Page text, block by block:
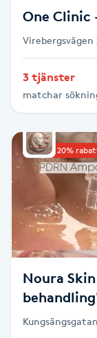
Naglar
Naglar reparation
Navelpiercing
NBE-massage
Ny frisyr
O
Olaplex
One Clinic
Virebergsvägen
3 tjänster
matchar
Upp till 20%
Noura